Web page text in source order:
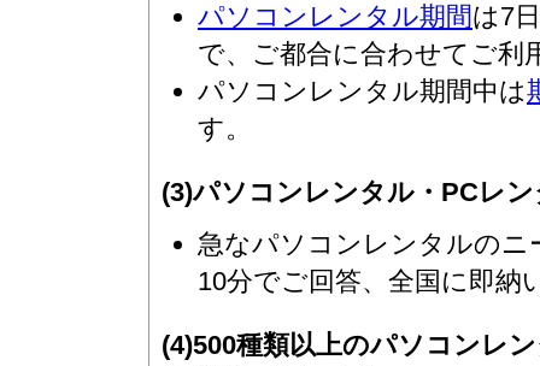
パソコンレンタル期間は7
で、ご都合に合わせてご利
パソコンレンタル期間中は
す。
(3)パソコンレンタル・PCレ
急なパソコンレンタルのニ
10分でご回答、全国に即納
(4)500種類以上のパソコンレ